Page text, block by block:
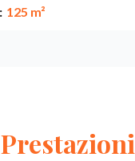
125 m²
Prestazioni